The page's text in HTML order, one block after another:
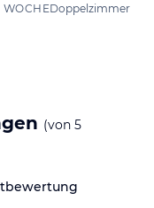
WOCHEDoppelzimmer
(von 5